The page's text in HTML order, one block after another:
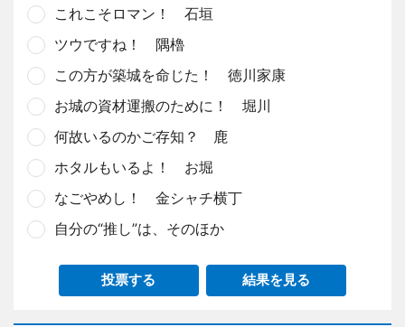
これこそロマン！ 石垣
ツウですね！ 隅櫓
この方が築城を命じた！ 徳川家康
お城の資材運搬のために！ 堀川
何故いるのかご存知？ 鹿
ホタルもいるよ！ お堀
なごやめし！ 金シャチ横丁
自分の“推し”は、そのほか
投票する 結果を見る